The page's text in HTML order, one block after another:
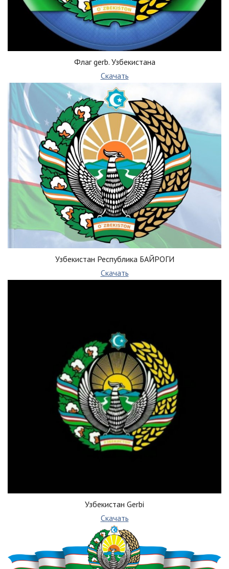
Флаг gerb. Узбекистана
Скачать
Узбекистан Республика БАЙРОГИ
Скачать
Узбекистан Gerbi
Скачать